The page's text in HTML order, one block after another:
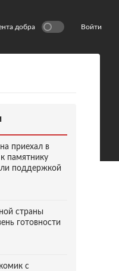
добра Войти
приехал в
памятнику
поддержкой
страны
готовности
с